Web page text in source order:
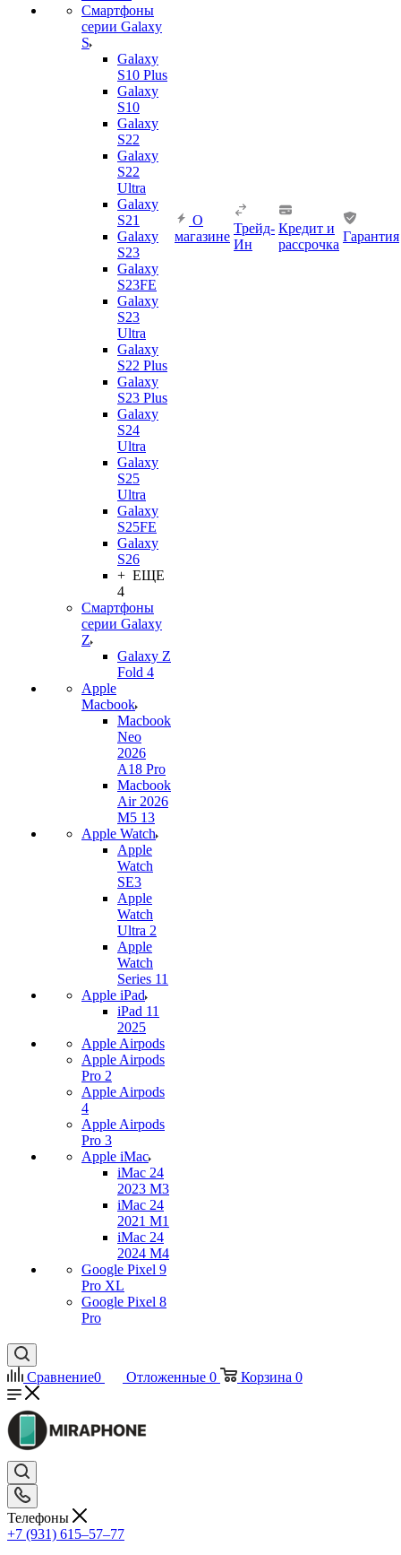
Смартфоны
серии Galaxy
S
Galaxy
S10 Plus
Galaxy
S10
Galaxy
S22
Galaxy
S22
Ultra
Galaxy
S21
Galaxy
S23
Galaxy
S23FE
Galaxy
S23
Ultra
Galaxy
S22 Plus
Galaxy
S23 Plus
Galaxy
S24
Ultra
Galaxy
S25
Ultra
Galaxy
S25FE
Galaxy
S26
+ ЕЩЕ
4
Смартфоны
серии Galaxy
Z
Galaxy Z
Fold 4
Apple
Macbook
Macbook
Neo
2026
A18 Pro
Macbook
Air 2026
M5 13
Apple Watch
Apple
Watch
SE3
Apple
Watch
Ultra 2
Apple
Watch
Series 11
Apple iPad
iPad 11
2025
Apple Airpods
Apple Airpods
Pro 2
Apple Airpods
4
Apple Airpods
Pro 3
Apple iMac
iMac 24
2023 M3
iMac 24
2021 M1
iMac 24
2024 M4
Google Pixel 9
Pro XL
Google Pixel 8
Pro
О
магазине
Трейд-
Ин
Кредит и
рассрочка
Гарантия
Сравнение0 Отложенные 0 Корзина 0
Телефоны
+7 (931) 615‒57‒77